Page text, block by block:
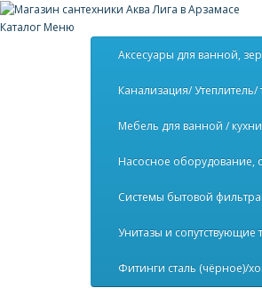
Каталог Меню
Аксесуары для ванной,
Канализация/
Мебель для ванной /
Насосное оборудование,
Системы бытовой
Унитазы и сопутствующие
Фитинги сталь (чёрное)/